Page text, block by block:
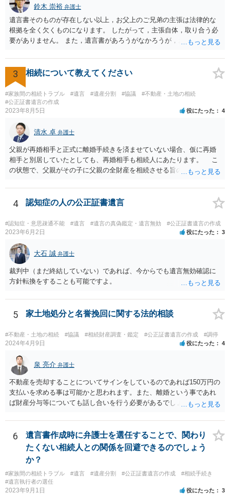
鈴木 崇裕 弁護士
遺言書そのものが存在しない以上，お父上のご兄弟の主張は法律的な
根拠を全く欠くものになります。 したがって，主張自体，取り合う必
要がありません。 また，遺言書があろうがなかろうが，お父上のご兄
ご回答にもありますが， 代理人弁護士をたてて，その弁護士から相手
方に対して， ・相続に関する主張は法的根拠がなく，一切応じないこ
と ・今後一切の連絡をしてこないでほしいこと ・連絡を継続してくる
ようであれば警察への通報や法的措置も辞さないこと などを記載した
書面を発送してもらうことがよろしいように思います。
3 相続について教えてください
#家族間の相続トラブル #遺言 #遺産分割 #協議
#不動産・土地の相続
#公正証書遺言の作成
2023年8月5日 役にたった 4
清水 卓 弁護士
父親が再婚相手と正式に離婚手続きを済ませていない場合、仮に再婚
相手と別居していたとしても、再婚相手も相続人にあたります。 こ
の状態で、父親がその子に父親の全財産を相続させる旨の公正証書遺
が、再婚相手の遺留分を侵害しているため、再婚相手から相続人
（子）に対して遺留分侵害額請求権が行使される可能性があります。
お悩みのようであれば、問題の当事者であるお父様本人がお住まい
の地域等の弁護士に直接相談してみるのが望ましいように思います。
【参考】民法 （遺留分侵害額の請求） 第千四十六条 遺留分権利者及
びその承継人は、受遺者（特定財産承継遺言により財産を承継し又は
相続分の指定を受けた相続人を含む。以下この章において同じ。）又
は受贈者に対し、遺留分侵害額に相当する金銭の支払を請求すること
ができる。
4 認知症の人の公正証書遺言
#認知症・意思疎通不能 #遺言 #遺言の真偽鑑定・遺言無効 #公正証書遺言の作成
2023年6月2日 役にたった 3
大石 誠 弁護士
裁判中（まだ終結していない）であれば、今からでも遺言無効確認に
方針転換をすることも可能ですよ。
5 家土地処分と名誉挽回に関する法的相談
#不動産・土地の相続 #協議 #相続財産調査・鑑定 #公正証書遺言の作成 #調停
2024年4月9日 役にたった 4
泉 亮介 弁護士
不動産を売却することについてサインをしているのであれば150万円の
支払いを求める事は可能かと思われます。また、離婚という事であれ
ば財産分与等についても話し合いを行う必要があるでしょう。 細かい
士事務所へご相談されると良いでしょう。
6
遺言書作成時に弁護士を選任することで、関わり
たくない相続人との関係を回避できるのでしょう
か？
#家族間の相続トラブル #遺言 #遺産分割 #公正証書遺言の作成
#相続手続き
#遺言執行者の選任
2023年9月1日 役にたった 3